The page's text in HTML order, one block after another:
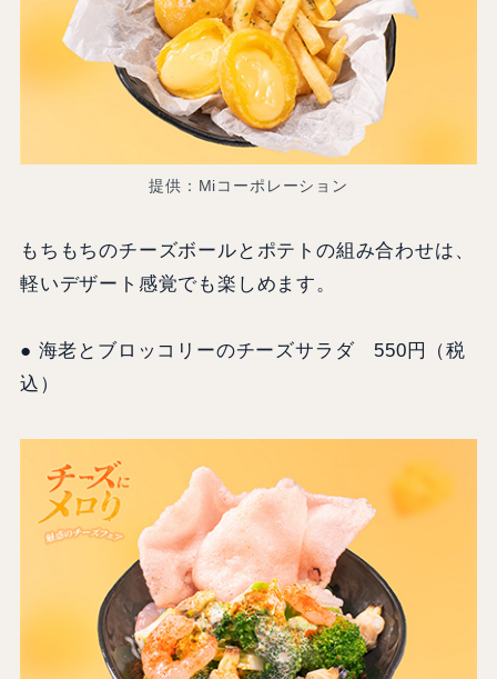
提供：Miコーポレーション
もちもちのチーズボールとポテトの組み合わせは、
軽いデザート感覚でも楽しめます。
● 海老とブロッコリーのチーズサラダ 550円（税
込）